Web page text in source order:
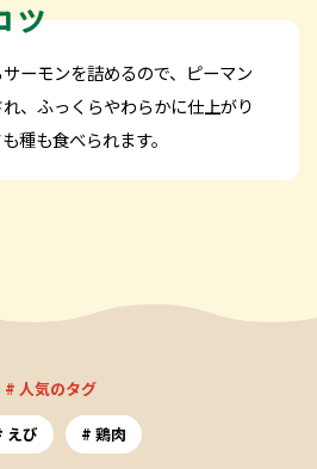
ーモンを詰めるので、ピーマン
、ふっくらやわらかに仕上がり
種も食べられます。
# 人気のタグ
えび 鶏肉